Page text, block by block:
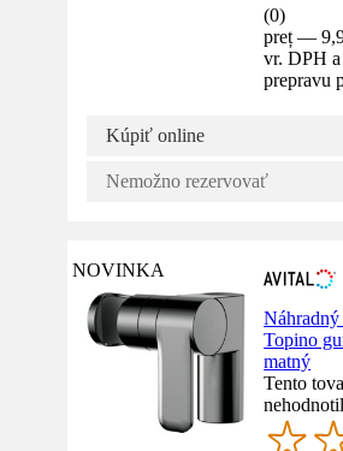
(0)
preț —
vr. DPH
prepravu
Kúpiť online
Nemožno rezervovať
NOVINKA
Topino
matný
Tento